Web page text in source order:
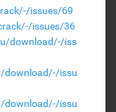
issues/69
issues/36
download/-/iss
download/-/issu
download/-/issu